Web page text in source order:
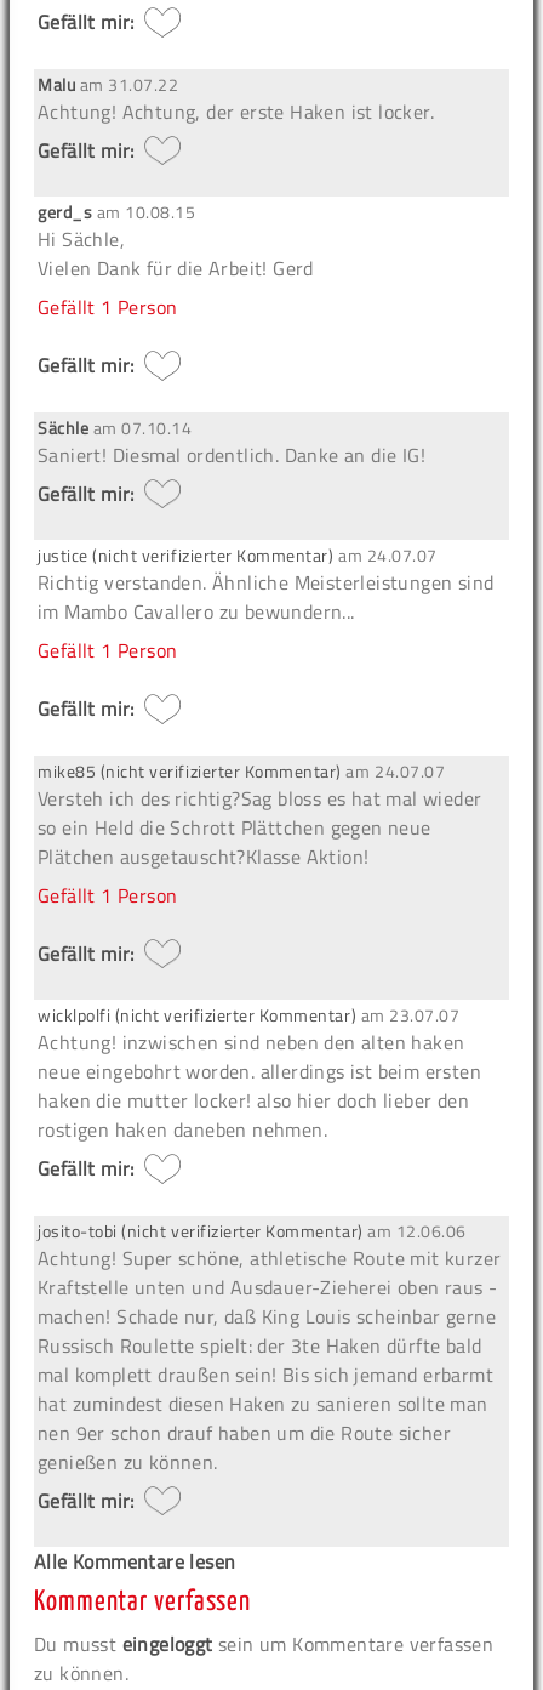
Gefällt mir:
Maluam 31.07.22
Achtung! Achtung, der erste Haken ist locker.
Gefällt mir:
gerd_sam 10.08.15
Hi Sächle,
Vielen Dank für die Arbeit! Gerd
Gefällt 1 Person
Gefällt mir:
Sächleam07.10.14
Saniert! Diesmal ordentlich. Danke an die IG!
Gefällt mir:
justice (nicht verifizierter Kommentar) am 24.07.07
Richtig verstanden. Ähnliche Meisterleistungen sind
im Mambo Cavallero zu bewundern...
Gefällt 1 Person
Gefällt mir:
mike85 (nicht verifizierter Kommentar) am 24.07.07
Versteh ich des richtig?Sag bloss es hat mal wieder
so ein Held die Schrott Plättchen gegen neue
Plätchen ausgetauscht?Klasse Aktion!
Gefällt 1 Person
Gefällt mir:
wicklpolfi (nicht verifizierter Kommentar) am 23.07.07
Achtung! inzwischen sind neben den alten haken
neue eingebohrt worden. allerdings ist beim ersten
haken die mutter locker! also hier doch lieber den
rostigen haken daneben nehmen.
Gefällt mir:
josito-tobi (nicht verifizierter Kommentar) am 12.06.06
Achtung! Super schöne, athletische Route mit kurzer
Kraftstelle unten und Ausdauer-Zieherei oben raus -
machen! Schade nur, daß King Louis scheinbar gerne
Russisch Roulette spielt: der 3te Haken dürfte bald
mal komplett draußen sein! Bis sich jemand erbarmt
hat zumindest diesen Haken zu sanieren sollte man
nen 9er schon drauf haben um die Route sicher
genießen zu können.
Gefällt mir:
Alle Kommentare lesen
Kommentar verfassen
Du musst eingeloggt sein um Kommentare verfassen
zu können.